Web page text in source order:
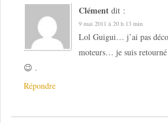
Clément dit :
9 mai 2011 à 20 h 13 min
Lol Guigui… j’ai pas
moteurs… je suis
😉 .
Répondre